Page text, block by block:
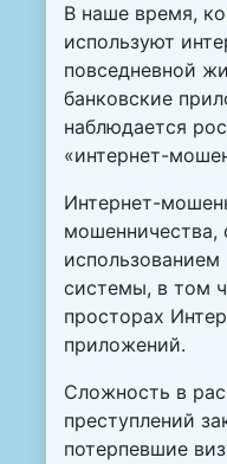
В наше время,
используют
повседневной
банковские
наблюдается
«интернет-
Интернет-
системы, в том
просторах
приложений.
Сложность в
преступлений
потерпевшие